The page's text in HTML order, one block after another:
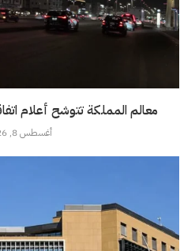
معالم المملكة تتوشح أعلام
أغسطس 8, 2026